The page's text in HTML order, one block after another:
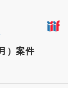
）案件